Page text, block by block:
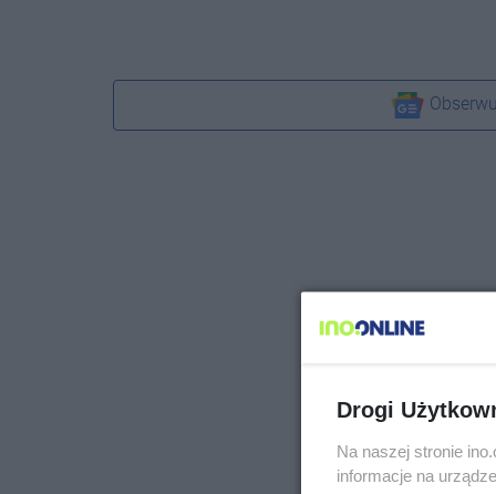
Drogi
Na naszej stronie
informacje na